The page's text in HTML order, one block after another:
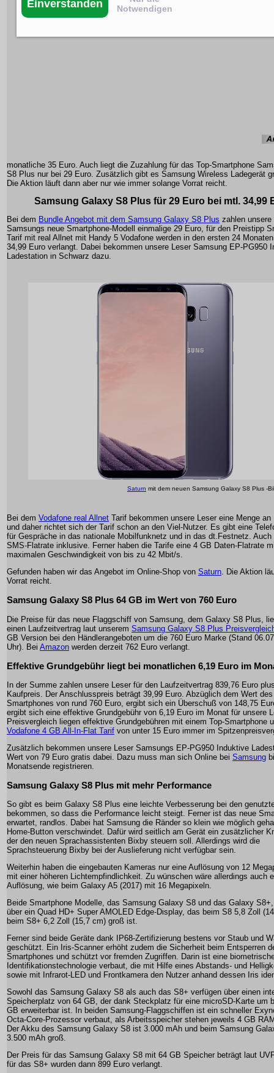
monatliche 35 Euro. Auch liegt die Zuzahlung für das Top-Smartphone
S8 Plus nur bei 29 Euro. Zusätzlich gibt es Samsung Wireless Ladegerät
Die Aktion läuft dann aber nur wie immer solange Vorrat reicht.
Samsung Galaxy S8 Plus für 29 Euro bei mtl. 34,99
Bei dem Bundle Angebot mit dem Samsung Galaxy S8 Plus zahlen unsere
Samsungs neue Smartphone-Modell einmalige 29 Euro, für den Preistipp
Tarif mit real Allnet mit Handy 5 Vodafone werden in den ersten 24
34,99 Euro verlangt. Dabei bekommen unsere Leser Samsung EP-PG950
Ladestation in Schwarz dazu.
Saturn mit dem neuen Samsung Galaxy S8 Plus -
Bei dem Vodafone real Allnet Tarif bekommen unsere Leser eine Menge an
und daher richtet sich der Tarif schon an den Viel-Nutzer. Es gibt eine
für Gespräche in das nationale Mobilfunknetz und in das dt.Festnetz. Auch
SMS-Flatrate inklusive. Ferner haben die Tarife eine 4 GB Daten-Flatrate
maximalen Geschwindigkeit von bis zu 42 Mbit/s.
Gefunden haben wir das Angebot im Online-Shop von Saturn. Die Aktion
Vorrat reicht.
Samsung Galaxy S8 Plus 64 GB im Wert von 760 Euro
Die Preise für das neue Flaggschiff von Samsung, dem Galaxy S8 Plus,
einen Laufzeitvertrag laut unserem Samsung Galaxy S8 Plus
GB Version bei den Händlerangeboten um die 760 Euro Marke (Stand
Uhr). Bei Amazon werden derzeit 762 Euro verlangt.
Effektive Grundgebühr liegt bei monatlichen 6,19 Euro im
In der Summe zahlen unsere Leser für den Laufzeitvertrag 839,76 Euro
Kaufpreis. Der Anschlusspreis beträgt 39,99 Euro. Abzüglich dem Wert des
Smartphones von rund 760 Euro, ergibt sich ein Überschuß von 148,75
ergibt sich eine effektive Grundgebühr von 6,19 Euro im Monat für unsere
Preisvergleich liegen effektive Grundgebühren mit einem Top-Smartphone
Vodafone 4 GB All-In-Flat Tarif von unter 15 Euro immer im
Zusätzlich bekommen unsere Leser Samsungs EP-PG950 Induktive
Wert von 79 Euro gratis dabei. Dazu muss man sich Online bei Samsung
Monatsende registrieren.
Samsung Galaxy S8 Plus mit mehr Performance
So gibt es beim Galaxy S8 Plus eine leichte Verbesserung bei den
bekommen, so dass die Performance leicht steigt. Ferner ist das neue
erwartet, randlos. Dabei hat Samsung die Ränder so klein wie möglich
Home-Button verschwindet. Dafür wird seitlich am Gerät ein zusätzlicher
der den neuen Sprachassistenten Bixby steuern soll. Allerdings wird die
Sprachsteuerung Bixby bei der Auslieferung nicht verfügbar sein.
Weiterhin haben die eingebauten Kameras nur eine Auflösung von 12
mit einer höheren Lichtempfindlichkeit. Zu wünschen wäre allerdings auch
Auflösung, wie beim Galaxy A5 (2017) mit 16 Megapixeln.
Beide Smartphone Modelle, das Samsung Galaxy S8 und das Galaxy
über ein Quad HD+ Super AMOLED Edge-Display, das beim S8 5,8 Zoll
beim S8+ 6,2 Zoll (15,7 cm) groß ist.
Ferner sind beide Geräte dank IP68-Zertifizierung bestens vor Staub und
geschützt. Ein Iris-Scanner erhöht zudem die Sicherheit beim Entsperren
Smartphones und schützt vor fremden Zugriffen. Darin ist eine
Identifikationstechnologie verbaut, die mit Hilfe eines Abstands- und
sowie mit Infrarot-LED und Frontkamera den Nutzer anhand dessen Iris
Sowohl das Samsung Galaxy S8 als auch das S8+ verfügen über einen
Speicherplatz von 64 GB, der dank Steckplatz für eine microSD-Karte um
GB erweiterbar ist. In beiden Samsung-Flaggschiffen ist ein schneller
Octa-Core-Prozessor verbaut, als Arbeitsspeicher stehen jeweils 4 GB
Der Akku des Samsung Galaxy S8 ist 3.000 mAh und beim Samsung
3.500 mAh groß.
Der Preis für das Samsung Galaxy S8 mit 64 GB Speicher beträgt laut
für das S8+ wurden dann 899 Euro verlangt.
Einverstanden
Notwendigen